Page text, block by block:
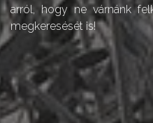
arról, hogy ne várnánk
megkeresését is!